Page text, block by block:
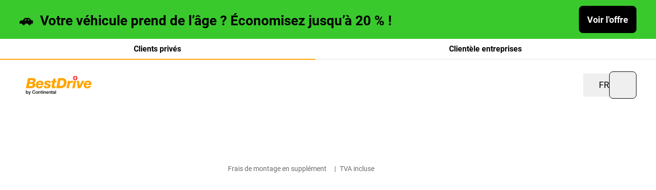
🚗 Votre véhicule prend de l’âge ? Économisez jusqu’à 20 % ! Voir l'offre
Clients privés Clientèle entreprises
FR
Deutsch
Frais de montage en supplément | TVA incluse